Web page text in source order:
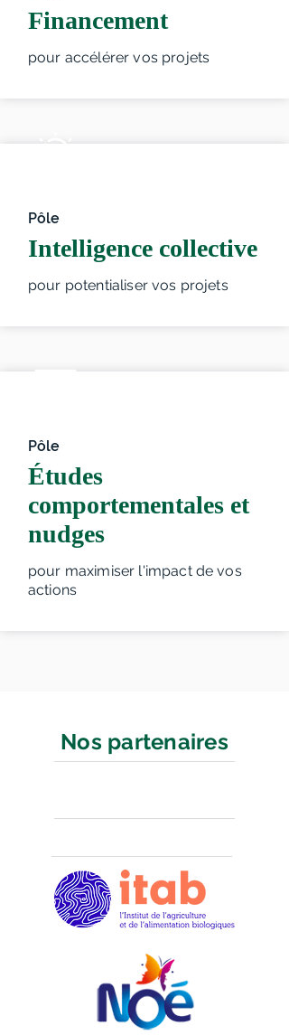
Financement
pour accélérer vos projets
Pôle
Intelligence collective
pour potentialiser vos projets
Pôle
Études
comportementales et
nudges
pour maximiser l'impact de vos
actions
Nos partenaires